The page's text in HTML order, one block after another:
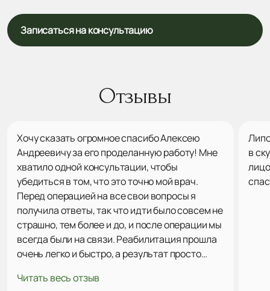
Записаться на консультацию
Отзывы
Хочу сказать огромное спасибо Алексею
Андреевичу за его проделанную работу! Мне
хватило одной консультации, чтобы
убедиться в том, что это точно мой врач.
Перед операцией на все свои вопросы я
получила ответы, так что идти было совсем не
страшно, тем более и до, и после операции мы
всегда были на связи. Реабилитация прошла
очень легко и быстро, а результат просто
все 100! Ни капли не пожалела, что выбрала
Читать весь отзыв
в